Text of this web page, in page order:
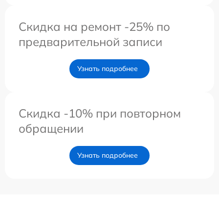
Скидка на ремонт -25% по
предварительной записи
Узнать подробнее
Скидка -10% при повторном
обращении
Узнать подробнее